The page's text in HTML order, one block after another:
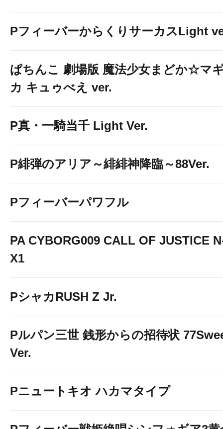
PフィーバーからくりサーカスLight
ぱちんこ 劇場版 魔法少女まどか☆マ
カ キュゥべえ ver.
P真・一騎当千 Light Ver.
P緋弾のアリア～緋緋神降臨～88Ver.
Pフィーバーパワフル
PA CYBORG009 CALL OF JUSTICE
X1
PシャカRUSH Z Jr.
Pルパン三世 銭形からの招待状
Ver.
Pニュートキオ ハカマタイプ